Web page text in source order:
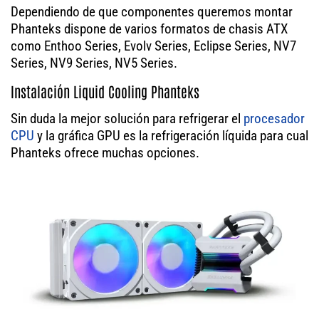
Dependiendo de que componentes queremos montar
Phanteks dispone de varios formatos de chasis ATX
como Enthoo Series, Evolv Series, Eclipse Series, NV7
Series, NV9 Series, NV5 Series.
Instalación Liquid Cooling Phanteks
Sin duda la mejor solución para refrigerar el procesador
CPU y la gráfica GPU es la refrigeración líquida para cual
Phanteks ofrece muchas opciones.